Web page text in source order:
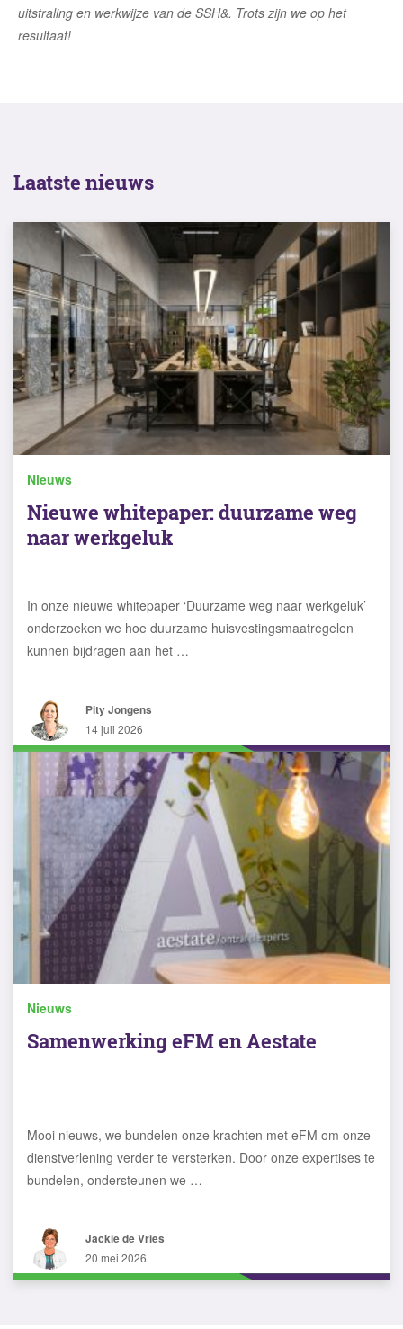
uitstraling en werkwijze van de SSH&. Trots zijn we op het
resultaat!
Laatste nieuws
Nieuws
Nieuwe whitepaper: duurzame weg
naar werkgeluk
In onze nieuwe whitepaper ‘Duurzame weg naar werkgeluk’
onderzoeken we hoe duurzame huisvestingsmaatregelen
kunnen bijdragen aan het …
Pity Jongens
14 juli 2026
Nieuws
Samenwerking eFM en Aestate
Mooi nieuws, we bundelen onze krachten met eFM om onze
dienstverlening verder te versterken. Door onze expertises te
bundelen, ondersteunen we …
Jackie de Vries
20 mei 2026